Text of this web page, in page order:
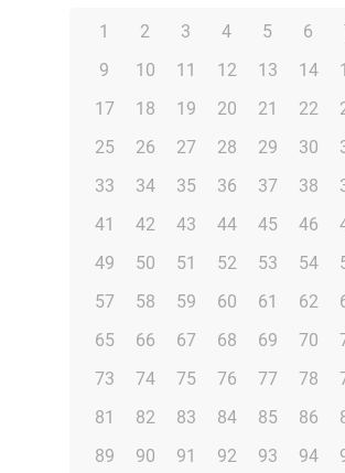
1 2 3 4 5 6
9
10 11 12 13 14
17
18 19 20 21 22
25
26 27 28 29 30
33
34 35 36 37 38
41
42 43 44 45 46
49
50 51 52 53 54
57
58 59 60 61 62
65
66 67 68 69 70
73
74 75 76 77 78
81
82 83 84 85 86
89
90 91 92 93 94